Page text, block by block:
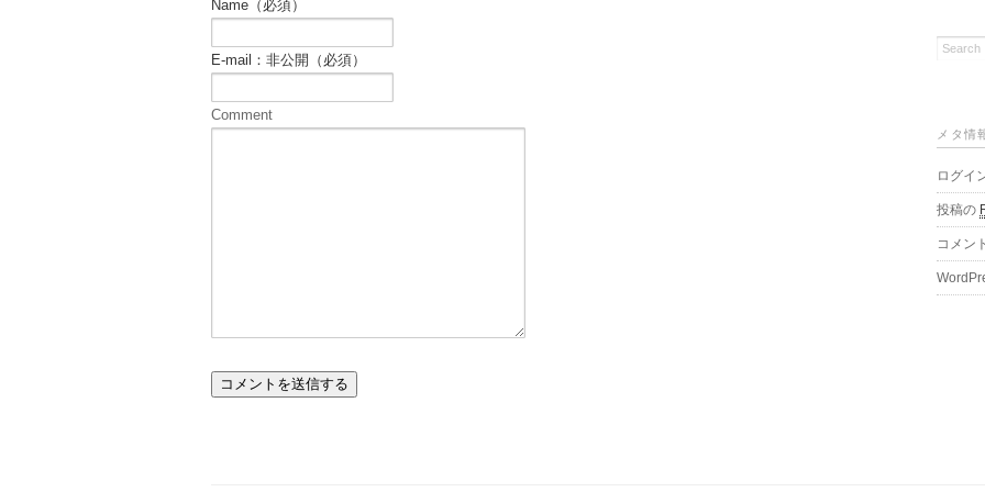
Name（必須）
E-mail：非公開（必須）
Comment
メタ情
ログイ
投稿の
コメン